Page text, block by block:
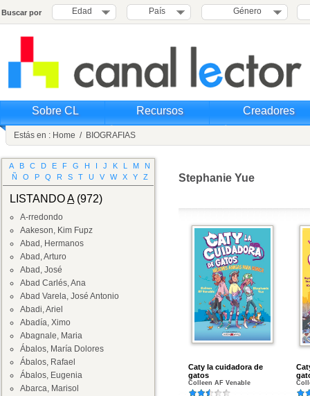
Buscar por Edad País Género
Sobre CL Recursos Creadores
Estás en : Home / BIOGRAFIAS
A B C D E F G H I J K L M
N
Ñ
O P Q R S T U V W X Y Z
LISTANDOA(972)
A-rredondo
Aakeson, Kim Fupz
Abad, Hermanos
Abad, Arturo
Abad, José
Abad Carlés, Ana
Abad Varela, José Antonio
Abadi, Ariel
Abadía, Ximo
Abagnale, Maria
Ábalos, María Dolores
Ábalos, Rafael
Ábalos, Eugenia
Abarca, Marisol
Stephanie Yue
Caty la cuidadora de
gatos
Colleen AF Venable